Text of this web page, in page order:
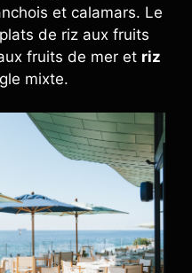
et calamars. Le
de riz aux fruits
fruits de mer et riz
mixte.